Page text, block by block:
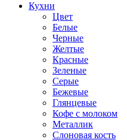
Кухни
Цвет
Белые
Черные
Желтые
Красные
Зеленые
Серые
Бежевые
Глянцевые
Кофе с молоком
Металлик
Слоновая кость